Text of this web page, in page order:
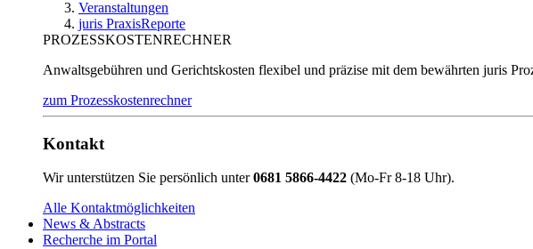
Veranstaltungen
juris PraxisReporte
PROZESSKOSTENRECHNER
Anwaltsgebühren und Gerichtskosten flexibel und präzise mit dem bewährten juris
zum Prozesskostenrechner
Kontakt
Wir unterstützen Sie persönlich unter0681 5866-4422 (Mo-Fr 8-18 Uhr).
Alle Kontaktmöglichkeiten
News & Abstracts
Recherche im Portal